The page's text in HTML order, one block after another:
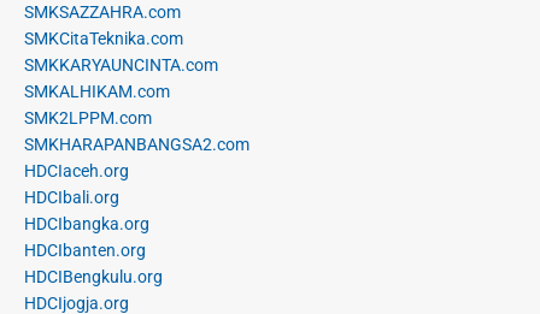
SMKSAZZAHRA.com
SMKCitaTeknika.com
SMKKARYAUNCINTA.com
SMKALHIKAM.com
SMK2LPPM.com
SMKHARAPANBANGSA2.com
HDCIaceh.org
HDCIbali.org
HDCIbangka.org
HDCIbanten.org
HDCIBengkulu.org
HDCIjogja.org